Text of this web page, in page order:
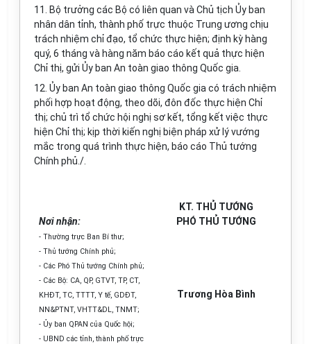
11. Bộ trưởng các Bộ có liên quan và Chủ tịch Ủy ban
nhân dân tỉnh, thành phố trực thuộc Trung ương chịu
trách nhiệm chỉ đạo, tổ chức thực hiện; định kỳ hàng
quý, 6 tháng và hàng năm báo cáo kết quả thực hiện
Chỉ thị, gửi Ủy ban An toàn giao thông Quốc gia.
12. Ủy ban An toàn giao thông Quốc gia có trách nhiệm
phối hợp hoạt động, theo dõi, đôn đốc thực hiện Chỉ
thị; chủ trì tổ chức hội nghị sơ kết, tổng kết việc thực
hiện Chỉ thị; kịp thời kiến nghị biện pháp xử lý vướng
mắc trong quá trình thực hiện, báo cáo Thủ tướng
Chính phủ./.
Nơi nhận:
- Thường trực Ban Bí thư;
- Thủ tướng Chính phủ;
- Các Phó Thủ tướng Chính phủ;
- Các Bộ: CA, QP, GTVT, TP, CT,
KHĐT, TC, TTTT, Y tế, GDĐT,
NN&PTNT, VHTT&DL, TNMT;
- Ủy ban QPAN của Quốc hội;
- UBND các tỉnh, thành phố trực
KT. THỦ TƯỚNG
PHÓ THỦ TƯỚNG
Trương H òa Bình